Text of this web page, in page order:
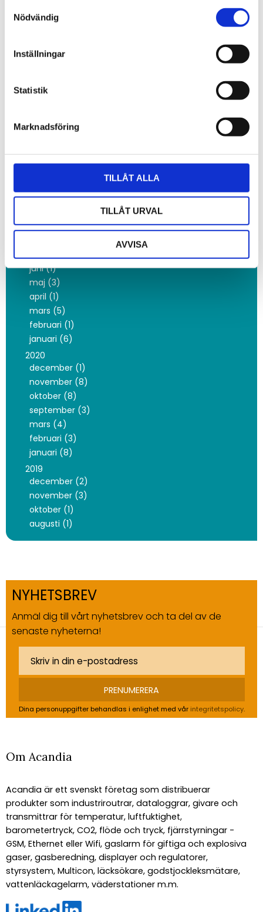
Nödvändig
Inställningar
Statistik
Marknadsföring
TILLÅT ALLA
TILLÅT URVAL
AVVISA
februari (1)
november (2)
september (35)
februari (4)
december (2)
februari (3)
2021
oktober (3)
juni (1)
maj (3)
april (1)
mars (5)
februari (1)
januari (6)
2020
december (1)
november (8)
oktober (8)
september (3)
mars (4)
februari (3)
januari (8)
2019
december (2)
november (3)
oktober (1)
augusti (1)
NYHETSBREV
Anmäl dig till vårt nyhetsbrev och ta del av de
senaste nyheterna!
PRENUMERERA
Dina personuppgifter behandlas i enlighet med vår integritetspolicy.
Om Acandia
Acandia är ett svenskt företag som distribuerar
produkter som industriroutrar, dataloggrar, givare och
transmittrar för temperatur, luftfuktighet,
barometertryck, CO2, flöde och tryck, fjärrstyrningar -
GSM, Ethernet eller Wifi, gaslarm för giftiga och explosiva
gaser, gasberedning, displayer och regulatorer,
styrsystem, Multicon, läcksökare, godstjockleksmätare,
vattenläckagelarm, väderstationer m.m.